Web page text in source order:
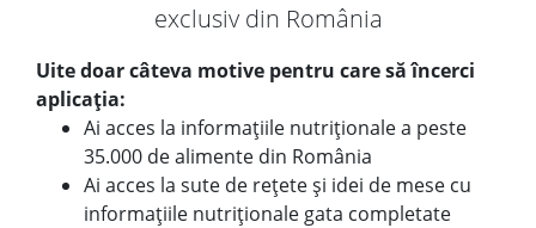
exclusiv din România
Uite doar câteva motive pentru care să încerci
aplicația:
Ai acces la informațiile nutriționale a peste
35.000 de alimente din România
Ai acces la sute de rețete și idei de mese cu
informațiile nutriționale gata completate